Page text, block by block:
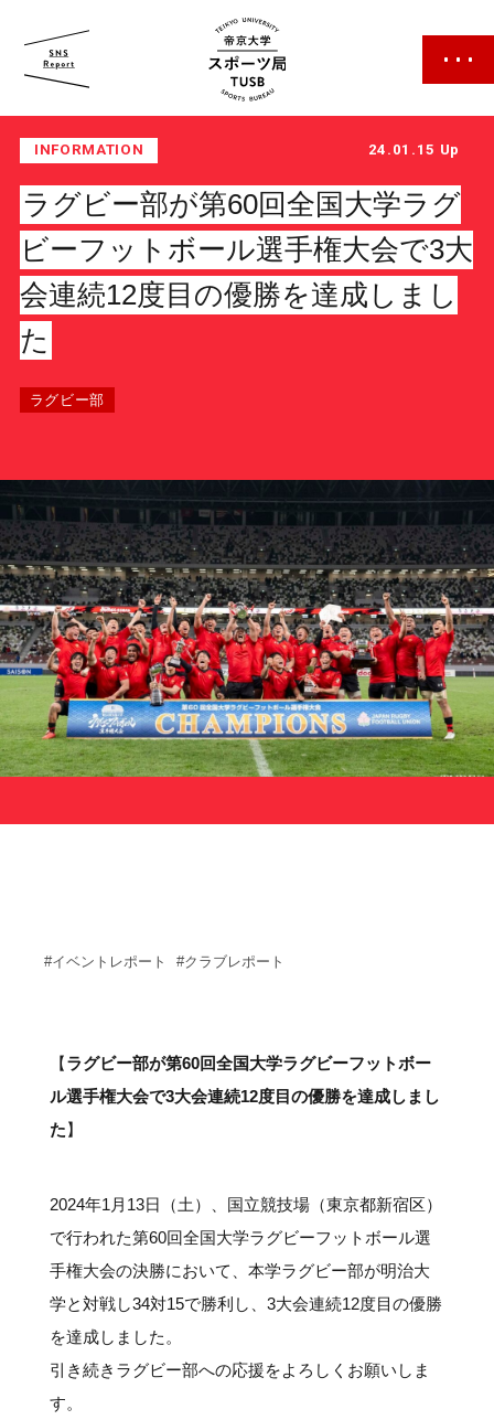
帝京大学 スポーツ局
スポーツ局について
クラブ一覧
サポーターの会 カレンダー
お知らせ
サポート情報
運動部支援
お問い合わせ
プライバシーポリシー
#メディア情報#キャンプ
INFORMATION 24.01.15 Up
ラグビー部が第60回全国大学ラグ
ビーフットボール選手権大会で3大
会連続12度目の優勝を達成しまし
た
ラグビー部
#イベントレポート #クラブレポート
【ラグビー部が第60回全国大学ラグビーフットボー
ル選手権大会で3大会連続12度目の優勝を達成しまし
た】
2024年1月13日（土）、国立競技場（東京都新宿区）
で行われた第60回全国大学ラグビーフットボール選
手権大会の決勝において、本学ラグビー部が明治大
学と対戦し34対15で勝利し、3大会連続12度目の優勝
を達成しました。
引き続きラグビー部への応援をよろしくお願いしま
す。